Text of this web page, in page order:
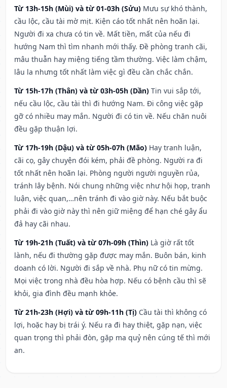
Từ 13h-15h (Mùi) và từ 01-03h (Sửu) Mưu sự khó thành,
cầu lộc, cầu tài mờ mịt. Kiện cáo tốt nhất nên hoãn lại.
Người đi xa chưa có tin về. Mất tiền, mất của nếu đi
hướng Nam thì tìm nhanh mới thấy. Đề phòng tranh cãi,
mâu thuẫn hay miệng tiếng tầm thường. Việc làm chậm,
lâu la nhưng tốt nhất làm việc gì đều cần chắc chắn.
Từ 15h-17h (Thân) và từ 03h-05h (Dần) Tin vui sắp tới,
nếu cầu lộc, cầu tài thì đi hướng Nam. Đi công việc gặp
gỡ có nhiều may mắn. Người đi có tin về. Nếu chăn nuôi
đều gặp thuận lợi.
Từ 17h-19h (Dậu) và từ 05h-07h (Mão) Hay tranh luận,
cãi cọ, gây chuyện đói kém, phải đề phòng. Người ra đi
tốt nhất nên hoãn lại. Phòng người người nguyền rủa,
tránh lây bệnh. Nói chung những việc như hội họp, tranh
luận, việc quan,…nên tránh đi vào giờ này. Nếu bắt buộc
phải đi vào giờ này thì nên giữ miệng để hạn ché gây ẩu
đả hay cãi nhau.
Từ 19h-21h (Tuất) và từ 07h-09h (Thìn) Là giờ rất tốt
lành, nếu đi thường gặp được may mắn. Buôn bán, kinh
doanh có lời. Người đi sắp về nhà. Phụ nữ có tin mừng.
Mọi việc trong nhà đều hòa hợp. Nếu có bệnh cầu thì sẽ
khỏi, gia đình đều mạnh khỏe.
Từ 21h-23h (Hợi) và từ 09h-11h (Tị) Cầu tài thì không có
lợi, hoặc hay bị trái ý. Nếu ra đi hay thiệt, gặp nạn, việc
quan trọng thì phải đòn, gặp ma quỷ nên cúng tế thì mới
an.